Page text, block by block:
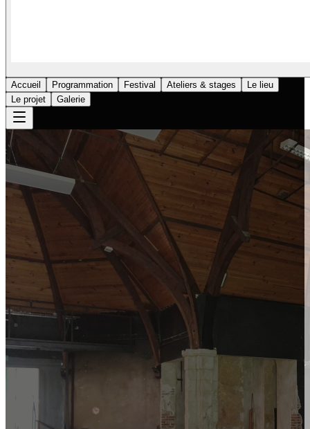
Accueil Programmation Festival Ateliers & stages
Le lieu
Le projet
Galerie